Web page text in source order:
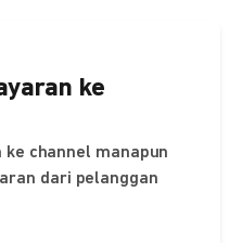
ke
channel manapun
dari pelanggan